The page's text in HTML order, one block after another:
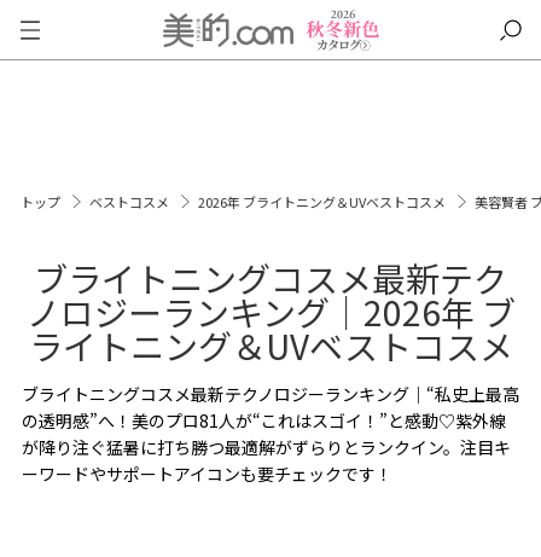
トップ ベストコスメ 2026年 ブライトニング＆UVベストコスメ 美容賢者
ブライトニングコスメ最新テク
ノロジーランキング｜2026年 ブ
ライトニング＆UVベストコスメ
ブライトニングコスメ最新テクノロジーランキング｜“私史上最高
の透明感”へ！美のプロ81人が“これはスゴイ！”と感動♡紫外線
が降り注ぐ猛暑に打ち勝つ最適解がずらりとランクイン。注目キ
ーワードやサポートアイコンも要チェックです！